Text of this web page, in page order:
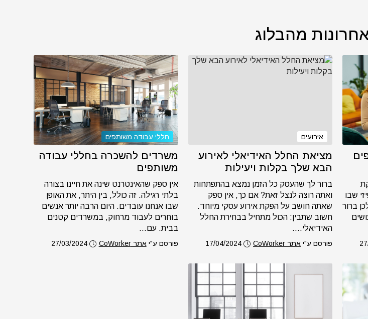
מהבלוג
שבו
ברור
אירועים
מציאת החלל האידיאלי לאירוע
הבא שלך בקלות ויעילות
ברור לך שהעסק כל הזמן נמצא בהתפתחות
ואתה רוצה לנצל זאת? אם כך, אין ספק
שאתה חושב על הפקת אירוע עסקי מיוחד.
חשוב שתבין: הכול מתחיל בבחירת החלל
האידיאלי....
פורסם ע"י אתר CoWorker 17/04/2024
חללי עבודה משותפים
משרדים להשכרה בחללי עבודה
משותפים
אין ספק שהאינטרנט שינה את חיינו בצורה
בלתי רגילה. זה כולל, בין היתר, את האופן
שבו אנחנו עובדים. היום הרבה יותר אנשים
בוחרים לעבוד מרחוק, במשרדים קטנים
בבית. עם...
פורסם ע"יאתר CoWorker 27/03/2024